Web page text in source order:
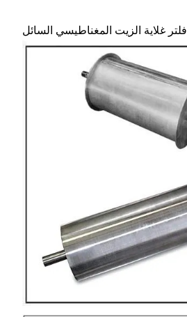
فلتر غلاية الزيت المغناطيسي السائل